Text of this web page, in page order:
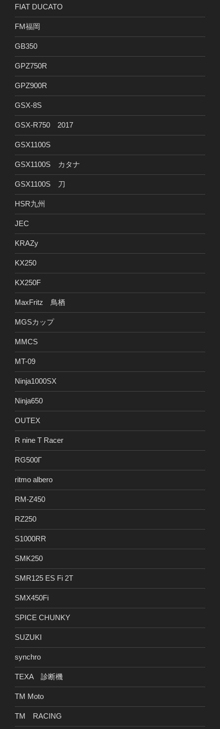
FIAT DUCATO
FM福岡
GB350
GPZ750R
GPZ900R
GSX-8S
GSX-R750 2017
GSX1100S
GSX1100S カタナ
GSX1100S 刀
HSR九州
JEC
KRAZy
KX250
KX250F
MaxFritz 鳥栖
MGSカップ
MMCS
MT-09
Ninja1000SX
Ninja650
OUTEX
R nine T Racer
RG500Γ
ritmo albero
RM-Z450
RZ250
S1000RR
SMK250
SMR125 ES Fi 2T
SMX450Fi
SPICE CHUNKY
SUZUKI
synchro
TEXA 診断機
TM Moto
TM RACING